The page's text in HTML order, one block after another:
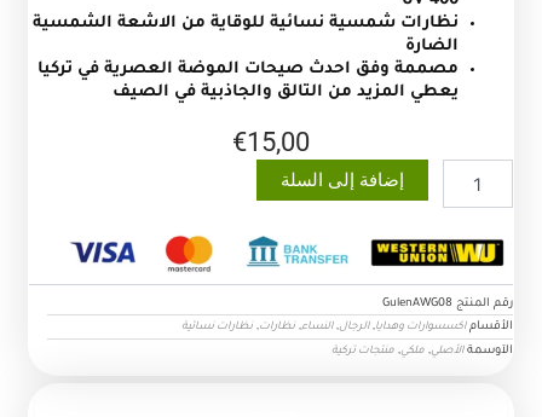
نظارات شمسية نسائية للوقاية من الاشعة الشمسية
الضارة
مصممة وفق احدث صيحات الموضة العصرية في تركيا
يعطي المزيد من التالق والجاذبية في الصيف
€15,00
كمية
نظارات
شمسية
للرجال
والنساء
لحماية
العين
من
الاشعة
إضافة إلى السلة
رقم المنتج GulenAWG08
الأقسام اكسسوارات وهدايا,الرجال,النساء, نظارات, نظارات نسائية
الآوسمة الأصلي, ملكي, منتجات تركية